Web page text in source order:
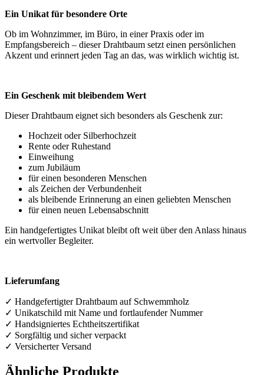
Ein Unikat für besondere Orte
Ob im Wohnzimmer, im Büro, in einer Praxis oder im
Empfangsbereich – dieser Drahtbaum setzt einen persönlichen
Akzent und erinnert jeden Tag an das, was wirklich wichtig ist.
Ein Geschenk mit bleibendem Wert
Dieser Drahtbaum eignet sich besonders als Geschenk zur:
Hochzeit oder Silberhochzeit
Rente oder Ruhestand
Einweihung
zum Jubiläum
für einen besonderen Menschen
als Zeichen der Verbundenheit
als bleibende Erinnerung an einen geliebten Menschen
für einen neuen Lebensabschnitt
Ein handgefertigtes Unikat bleibt oft weit über den Anlass hinaus
ein wertvoller Begleiter.
Lieferumfang
✓ Handgefertigter Drahtbaum auf Schwemmholz
✓ Unikatschild mit Name und fortlaufender Nummer
✓ Handsigniertes Echtheitszertifikat
✓ Sorgfältig und sicher verpackt
✓ Versicherter Versand
Ähnliche Produkte